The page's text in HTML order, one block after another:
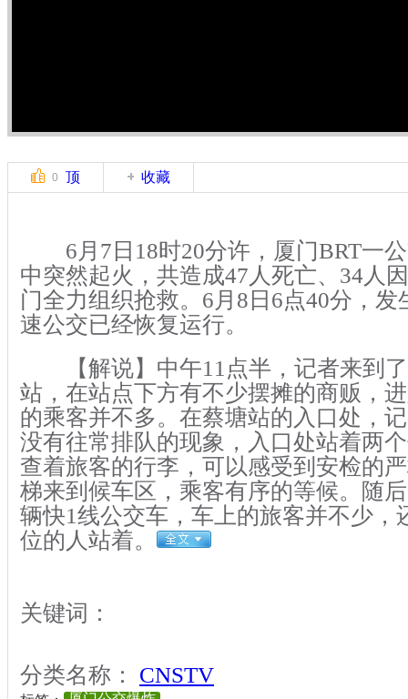
0 顶 收藏
6月7日18时20分许，厦门BRT一公
中突然起火，共造成47人死亡、34人
门全力组织抢救。6月8日6点40分，发
速公交已经恢复运行。
【解说】中午11点半，记者来到了
站，在站点下方有不少摆摊的商贩，
的乘客并不多。在蔡塘站的入口处，
没有往常排队的现象，入口处站着两
查着旅客的行李，可以感受到安检的
梯来到候车区，乘客有序的等候。随
辆快1线公交车，车上的旅客并不少，
位的人站着。
关键词：
分类名称： CNSTV